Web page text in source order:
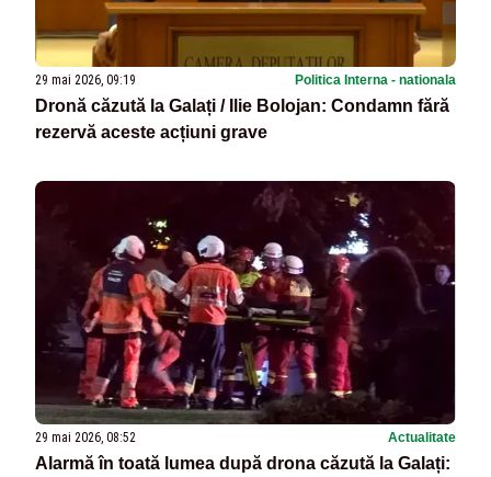
29 mai 2026, 09:19 Politica Interna - nationala
Dronă căzută la Galați / Ilie Bolojan: Condamn fără
rezervă aceste acțiuni grave
29 mai 2026, 08:52 Actualitate
Alarmă în toată lumea după drona căzută la Galați: